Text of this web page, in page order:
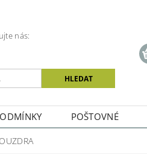
nás:
POŠTOVNÉ